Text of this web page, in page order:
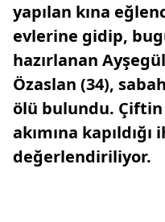
yapılan kına
evlerine gidip,
hazırlanan
Özaslan (34),
ölü bulundu.
akımına
değerlendiriliyor.